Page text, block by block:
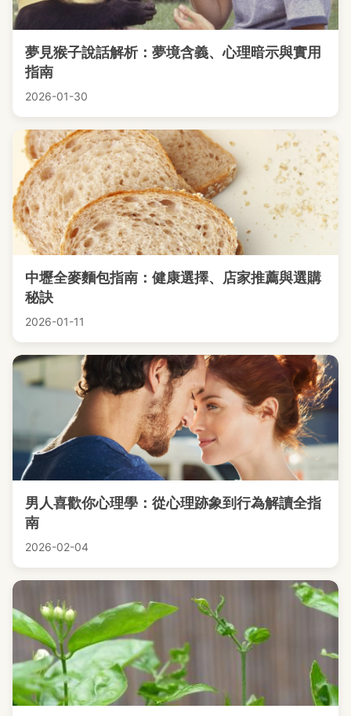
夢見猴子說話解析：夢境含義、心理暗示與實用
指南
2026-01-30
中壢全麥麵包指南：健康選擇、店家推薦與選購
秘訣
2026-01-11
男人喜歡你心理學：從心理跡象到行為解讀全指
南
2026-02-04